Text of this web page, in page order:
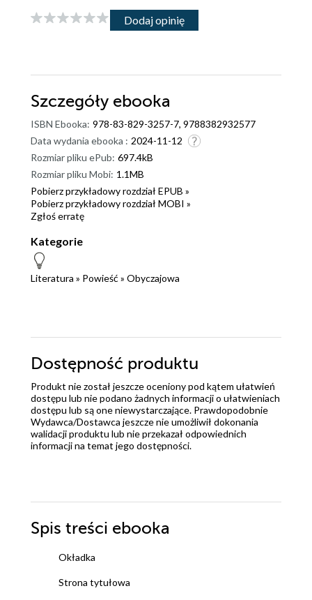
Dodaj opinię
Szczegóły ebooka
ISBN Ebooka: 978-83-829-3257-7, 9788382932577
Data wydania ebooka : 2024-11-12
Rozmiar pliku ePub: 697.4kB
Rozmiar pliku Mobi: 1.1MB
Pobierz przykładowy rozdział EPUB »
Pobierz przykładowy rozdział MOBI »
Zgłoś erratę
Kategorie
Literatura » Powieść » Obyczajowa
Dostępność produktu
Produkt nie został jeszcze oceniony pod kątem ułatwień
dostępu lub nie podano żadnych informacji o ułatwieniach
dostępu lub są one niewystarczające. Prawdopodobnie
Wydawca/Dostawca jeszcze nie umożliwił dokonania
walidacji produktu lub nie przekazał odpowiednich
informacji na temat jego dostępności.
Spis treści ebooka
Okładka
Strona tytułowa